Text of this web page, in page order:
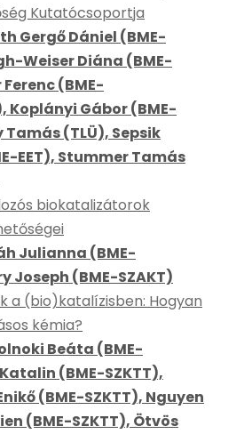
Kutatócsoportja
Gergő Dániel (BME-
Weiser Diána (BME-
Ferenc (BME-
Koplányi Gábor (BME-
Tamás (TLÜ), Sepsik
EET), Stummer Tamás
biokatalizátorok
Julianna (BME-
Joseph (BME-SZAKT)
a (bio)katalízisben: Hogyan
kémia?
Beáta (BME-
(BME-SZKTT),
(BME-SZKTT), Nguyen
(BME-SZKTT), Ötvös